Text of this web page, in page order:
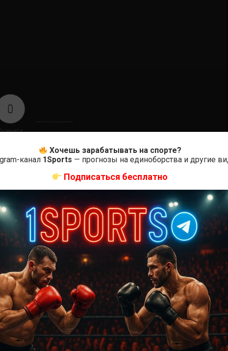
0
самые лучшие и актуальные события и мира
Далее
Эд Херман – Патрик Камминс
Хочешь зарабатывать на спорте?
канал 1Sports — прогнозы на единоборства и другие
Подписаться бесплатно